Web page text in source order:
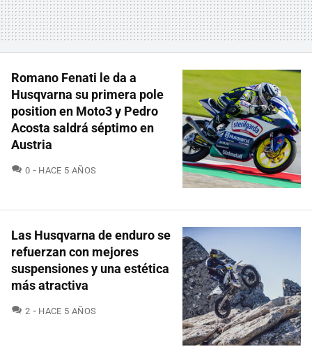
Romano Fenati le da a
Husqvarna su primera pole
position en Moto3 y Pedro
Acosta saldrá séptimo en
Austria
0 COMENTARIOS
HACE 5 AÑOS
Las Husqvarna de enduro se
refuerzan con mejores
suspensiones y una estética
más atractiva
2 COMENTARIOS
HACE 5 AÑOS